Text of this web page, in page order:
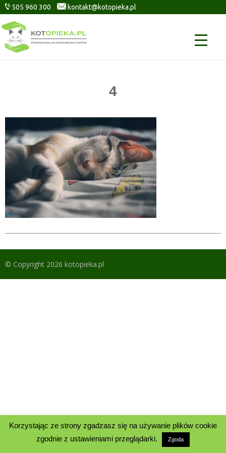
505 960 300 kontakt@kotopieka.pl
4
Korzystając ze strony zgadzasz się na używanie plików cookie
zgodnie z ustawieniami przeglądarki.
Zgoda
© Copyright 2026 kotopieka.pl